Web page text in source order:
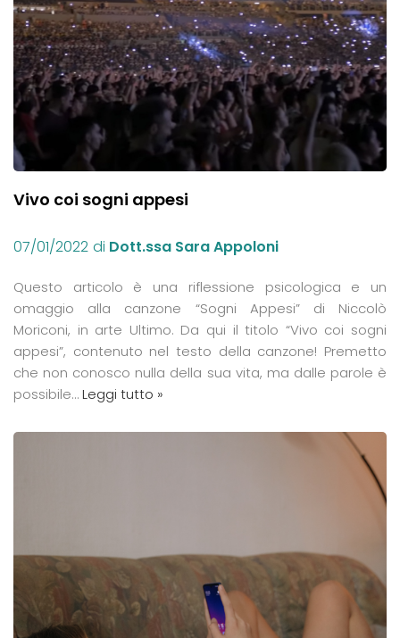
Vivo coi sogni appesi
07/01/2022 di Dott.ssa Sara Appoloni
Questo articolo è una riflessione psicologica e un
omaggio alla canzone “Sogni Appesi” di Niccolò
Moriconi, in arte Ultimo. Da qui il titolo “Vivo coi sogni
appesi”, contenuto nel testo della canzone! Premetto
che non conosco nulla della sua vita, ma dalle parole è
possibile…Leggi tutto »